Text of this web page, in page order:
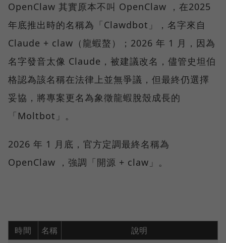
OpenClaw 其實原本不叫 OpenClaw ，在2025
年底推出時的名稱為「Clawdbot」，名字來自
Claude + claw（龍蝦螯）；2026 年 1 月，因為
名字發音太像 Claude，被建議改名，儘管史坦伯
格認為該名稱在法律上並無爭議，但最終仍選擇
妥協，將專案更名為象徵龍蝦脫殼成長的
「Moltbot」。
2026 年 1 月底，官方定調最終名稱為
OpenClaw ，強調「開源 + claw」。
時間 名稱 說明